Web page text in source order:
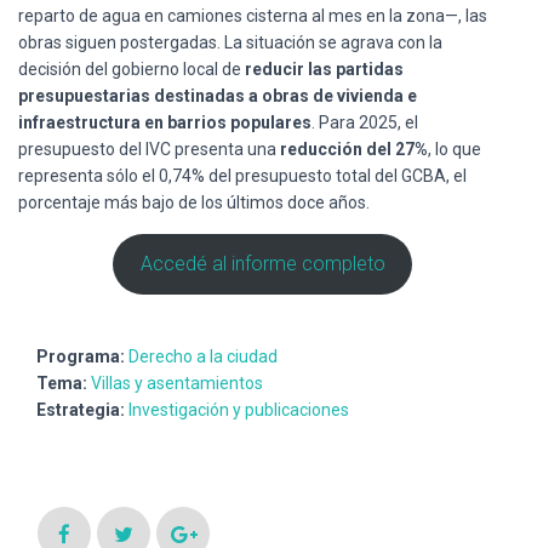
reparto de agua en camiones cisterna al mes en la zona—, las
obras siguen postergadas. La situación se agrava con la
decisión del gobierno local de reducir las partidas
presupuestarias destinadas a obras de vivienda e
infraestructura en barrios populares . Para 2025, el
presupuesto del IVC presenta una reducción del 27%, lo que
representa sólo el 0,74% del presupuesto total del GCBA, el
porcentaje más bajo de los últimos doce años.
Accedé al informe completo
Programa: Derecho a la ciudad
Tema: Villas y asentamientos
Estrategia: Investigación y publicaciones